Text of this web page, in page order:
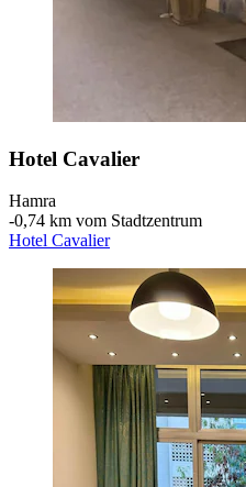
Hotel Cavalier
Hamra
‐0,74 km vom Stadtzentrum
Hotel Cavalier